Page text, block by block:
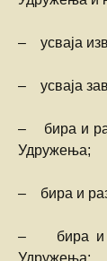
– усваја
– усваја
– бира и
Удружења;
– бира и
– бира и
Удружења;